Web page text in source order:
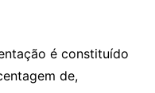
é constituído
de,